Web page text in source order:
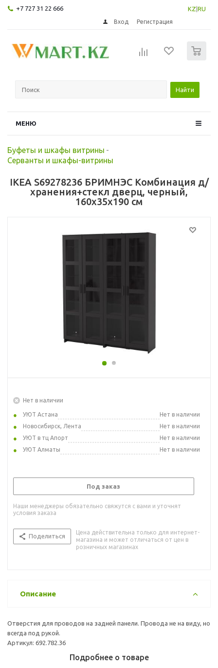
+7 727 31 22 666 KZ RU
Вход Регистрация
Найти
МЕНЮ
Буфеты и шкафы витрины -
Серванты и шкафы-витрины
IKEA S69278236 БРИМНЭС Комбинация д/
хранения+стекл дверц, черный,
160x35x190 см
Нет в наличии
УЮТ Астана
Нет в наличии
Новосибирск, Лента
Нет в наличии
УЮТ в тц Апорт
Нет в наличии
УЮТ Алматы
Нет в наличии
Под заказ
Наши менеджеры обязательно свяжутся с вами и уточнят
условия заказа
Поделиться
Цена действительна только для интернет-
магазина и может отличаться от цен в
розничных магазинах
Описание
Отверстия для проводов на задней панели. Провода не на виду, но
всегда под рукой.
Артикул: 692.782.36
Подробнее о товаре